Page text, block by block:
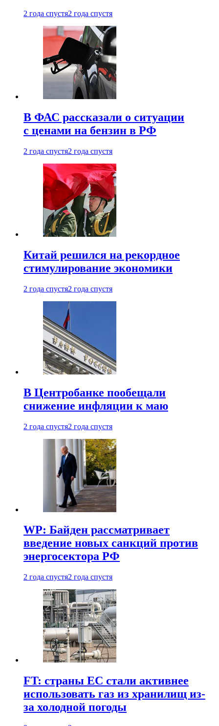
2 года спустя2 года спустя
В ФАС рассказали о ситуации
с ценами на бензин в РФ
2 года спустя2 года спустя
Китай решился на рекордное
стимулирование экономики
2 года спустя2 года спустя
В Центробанке пообещали
снижение инфляции к маю
2 года спустя2 года спустя
WP: Байден рассматривает
введение новых санкций против
энергосектора РФ
2 года спустя2 года спустя
FT: страны ЕС стали активнее
использовать газ из хранилищ из-
за холодной погоды